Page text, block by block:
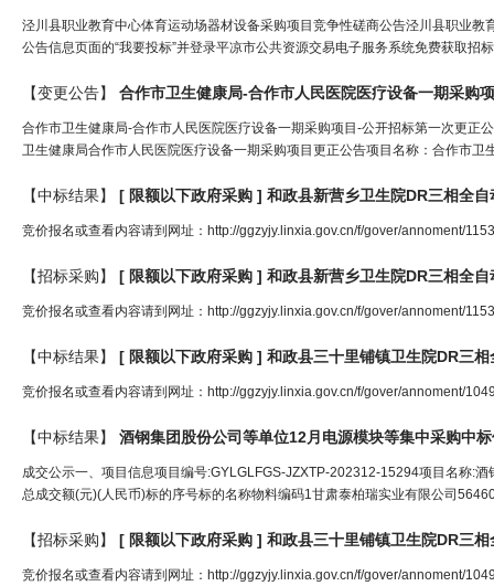
泾川县职业教育中心体育运动场器材设备采购项目竞争性磋商公告泾川县职业
公告信息页面的“我要投标”并登录平凉市公共资源交易电子服务系统免费获取招
【变更公告】 合作市卫生健康局-合作市人民医院医疗设备一期采购
合作市卫生健康局-合作市人民医院医疗设备一期采购项目-公开招标第一次更
卫生健康局合作市人民医院医疗设备一期采购项目更正公告项目名称：合作市
【中标结果】 [ 限额以下政府采购 ] 和政县新营乡卫生院DR三相全自
竞价报名或查看内容请到网址：http://ggzyjy.linxia.gov.cn/f/gover/annoment/
【招标采购】 [ 限额以下政府采购 ] 和政县新营乡卫生院DR三相全自
竞价报名或查看内容请到网址：http://ggzyjy.linxia.gov.cn/f/gover/annoment/
【中标结果】 [ 限额以下政府采购 ] 和政县三十里铺镇卫生院DR三相
竞价报名或查看内容请到网址：http://ggzyjy.linxia.gov.cn/f/gover/annoment/
【中标结果】 酒钢集团股份公司等单位12月电源模块等集中采购中
成交公示一、项目信息项目编号:GYLGLFGS-JZXTP-202312-15294项目名称:
总成交额(元)(人民币)标的序号标的名称物料编码1甘肃泰柏瑞实业有限公司
【招标采购】 [ 限额以下政府采购 ] 和政县三十里铺镇卫生院DR三相
竞价报名或查看内容请到网址：http://ggzyjy.linxia.gov.cn/f/gover/annoment/